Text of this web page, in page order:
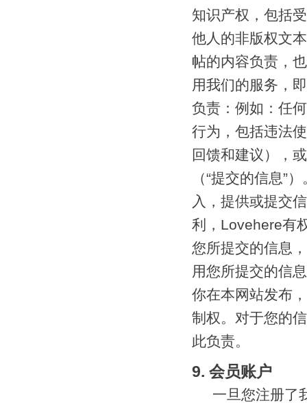
知识产权，包括
他人的非版权文
帖的内容负责，
用我们的服务，
负责：例如：任
行为，包括违法
回馈和建议），
（“提交的信息”
入，提供或提交
利，Lovehere有
您所提交的信息
用您所提交的信
你在本网站发布
制权。对于您的
此负责。
9. 会员账户
一旦您注册了